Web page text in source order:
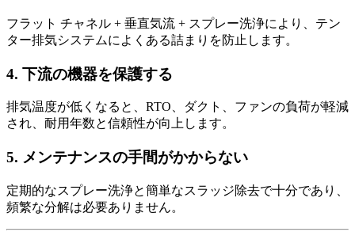
フラット チャネル + 垂直気流 + スプレー洗浄により、テン
ター排気システムによくある詰まりを防止します。
4. 下流の機器を保護する
排気温度が低くなると、RTO、ダクト、ファンの負荷が軽減
され、耐用年数と信頼性が向上します。
5. メンテナンスの手間がかからない
定期的なスプレー洗浄と簡単なスラッジ除去で十分であり、
頻繁な分解は必要ありません。